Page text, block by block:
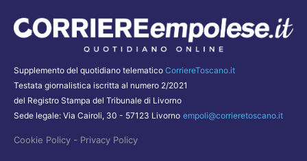
Supplemento del quotidiano telematico CorriereToscano.it
Testata giornalistica iscritta al numero 2/2021
del Registro Stampa del Tribunale di Livorno
Sede legale: Via Cairoli, 30 - 57123 Livorno empoli@corrieretoscano.it
Cookie Policy - Privacy Policy